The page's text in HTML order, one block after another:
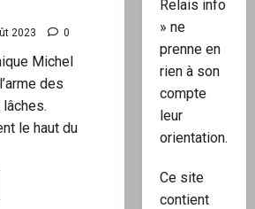
2023 0
Michel
des
le haut du
Relais info
» ne
prenne en
rien à son
compte
leur
orientation.
Ce site
contient